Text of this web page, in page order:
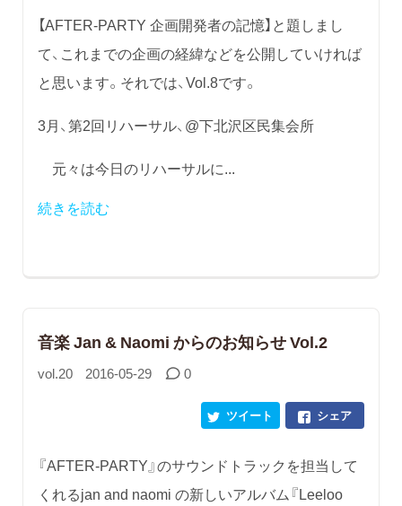
【AFTER-PARTY 企画開発者の記憶】と題しまし
て、これまでの企画の経緯などを公開していければ
と思います。それでは、Vol.8です。
3月、第2回リハーサル、@下北沢区民集会所
元々は今日のリハーサルに...
続きを読む
音楽 Jan & Naomi からのお知らせ Vol.2
vol.20 2016-05-29 0
シェア
ツイート
『AFTER-PARTY』のサウンドトラックを担当して
くれるjan and naomi の新しいアルバム『Leeloo